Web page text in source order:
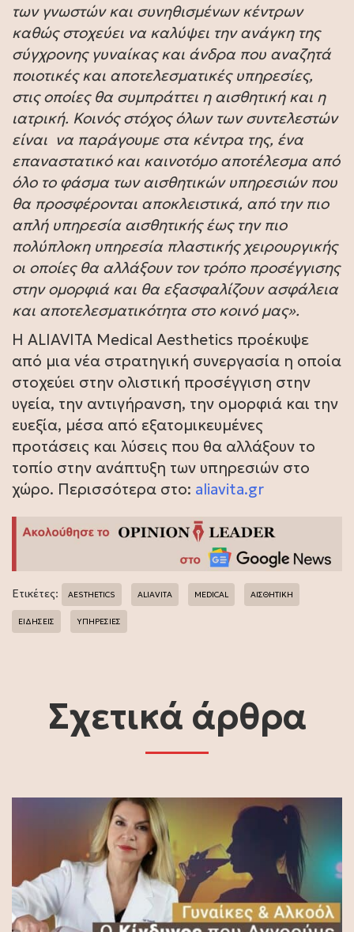
των γνωστών και συνηθισμένων κέντρων
καθώς στοχεύει να καλύψει την ανάγκη της
σύγχρονης γυναίκας και άνδρα που αναζητά
ποιοτικές και αποτελεσματικές υπηρεσίες,
στις οποίες θα συμπράττει η αισθητική και η
ιατρική. Κοινός στόχος όλων των συντελεστών
είναι να παράγουμε στα κέντρα της, ένα
επαναστατικό και καινοτόμο αποτέλεσμα από
όλο το φάσμα των αισθητικών υπηρεσιών που
θα προσφέρονται αποκλειστικά, από την πιο
απλή υπηρεσία αισθητικής έως την πιο
πολύπλοκη υπηρεσία πλαστικής χειρουργικής
οι οποίες θα αλλάξουν τον τρόπο προσέγγισης
στην ομορφιά και θα εξασφαλίζουν ασφάλεια
και αποτελεσματικότητα στο κοινό μας».
H ALIAVITA Medical Aesthetics προέκυψε
από μια νέα στρατηγική συνεργασία η οποία
στοχεύει στην ολιστική προσέγγιση στην
υγεία, την αντιγήρανση, την ομορφιά και την
ευεξία, μέσα από εξατομικευμένες
προτάσεις και λύσεις που θα αλλάξουν το
τοπίο στην ανάπτυξη των υπηρεσιών στο
χώρο. Περισσότερα στο: aliavita.gr
Ετικέτες: AESTHETICS ALIAVITA MEDICAL ΑΙΣΘΗΤΙΚΗ
ΕΙΔΗΣΕΙΣ ΥΠΗΡΕΣΙΕΣ
Σχετικά άρθρα